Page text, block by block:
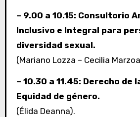
– 9.00 a 10.15: Consultorio
Inclusivo e Integral para
diversidad sexual.
(Mariano Lozza – Cecilia
– 10.30 a 11.45: Derecho de
Equidad de género.
(Élida Deanna).